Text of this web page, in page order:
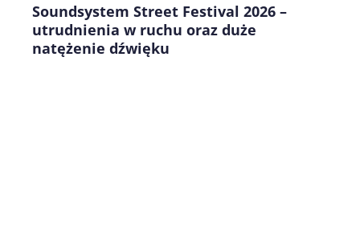
Soundsystem Street Festival 2026 –
utrudnienia w ruchu oraz duże
natężenie dźwięku